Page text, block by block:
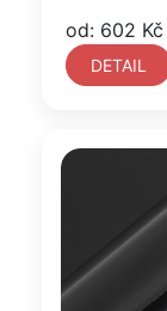
od: 602 Kč
DETAIL